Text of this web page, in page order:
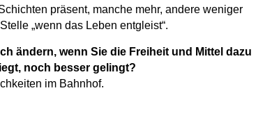
präsent, manche mehr, andere weniger
„wenn das Leben entgleist“.
ändern, wenn Sie die Freiheit und Mittel dazu
noch besser gelingt?
im Bahnhof.